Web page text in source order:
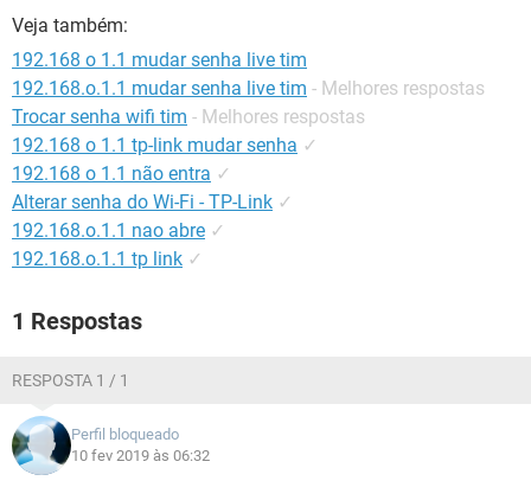
Veja também:
192.168 o 1.1 mudar senha live tim
192.168.o.1.1 mudar senha live tim - Melhores respostas
Trocar senha wifi tim - Melhores respostas
192.168 o 1.1 tp-link mudar senha ✓
192.168 o 1.1 não entra ✓
Alterar senha do Wi-Fi - TP-Link ✓
192.168.o.1.1 nao abre ✓
192.168.o.1.1 tp link ✓
1 Respostas
RESPOSTA 1 / 1
Perfil bloqueado
10 fev 2019 às 06:32